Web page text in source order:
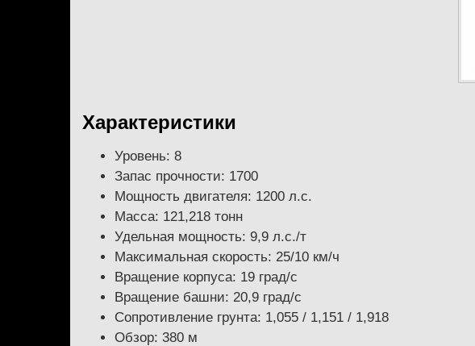
Характеристики
Уровень: 8
Запас прочности: 1700
Мощность двигателя: 1200 л.с.
Масса: 121,218 тонн
Удельная мощность: 9,9 л.с./т
Максимальная скорость: 25/10 км/ч
Вращение корпуса: 19 град/с
Вращение башни: 20,9 град/с
Сопротивление грунта: 1,055 / 1,151 / 1,918
Обзор: 380 м